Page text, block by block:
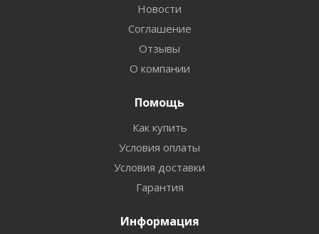
Новости
Соглашение
Отзывы
О компании
Помощь
Как купить
Условия оплаты
Условия доставки
Гарантия
Информация